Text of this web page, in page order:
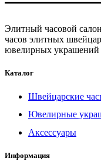
Элитный часовой
часов элитных
ювелирных украшений
Каталог
Швейцарские
Ювелирные
Аксессуары
Информация